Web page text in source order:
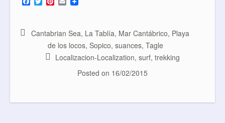
a
b
w
t e
r
e
s
m
Cantabrian Sea, La Tablía, Mar Cantábrico, Playa
de los locos, Sopico, suances, Tagle
Localizacion-Localization, surf, trekking
Posted on 16/02/2015